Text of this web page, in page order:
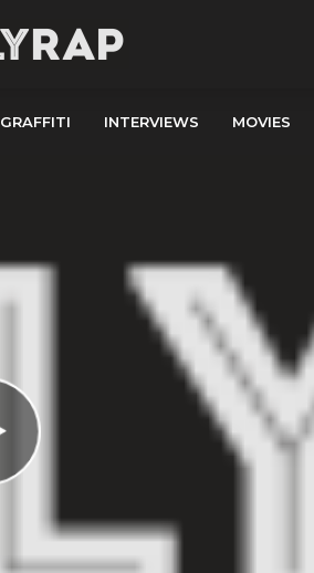
GRAFFITI INTERVIEWS MOVIES